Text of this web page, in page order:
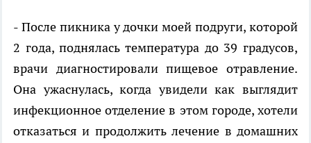
- После пикника у дочки моей подруги, которой
2 года, поднялась температура до 39 градусов,
врачи диагностировали пищевое отравление.
Она ужаснулась, когда увидели как выглядит
инфекционное отделение в этом городе, хотели
отказаться и продолжить лечение в домашних